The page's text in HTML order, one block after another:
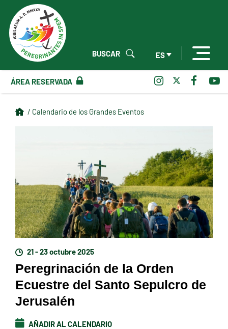
ES
BUSCAR
ÁREA RESERVADA
/ Calendario de los Grandes Eventos
21 - 23 octubre 2025
Peregrinación de la Orden
Ecuestre del Santo Sepulcro de
Jerusalén
AÑADIR AL CALENDARIO